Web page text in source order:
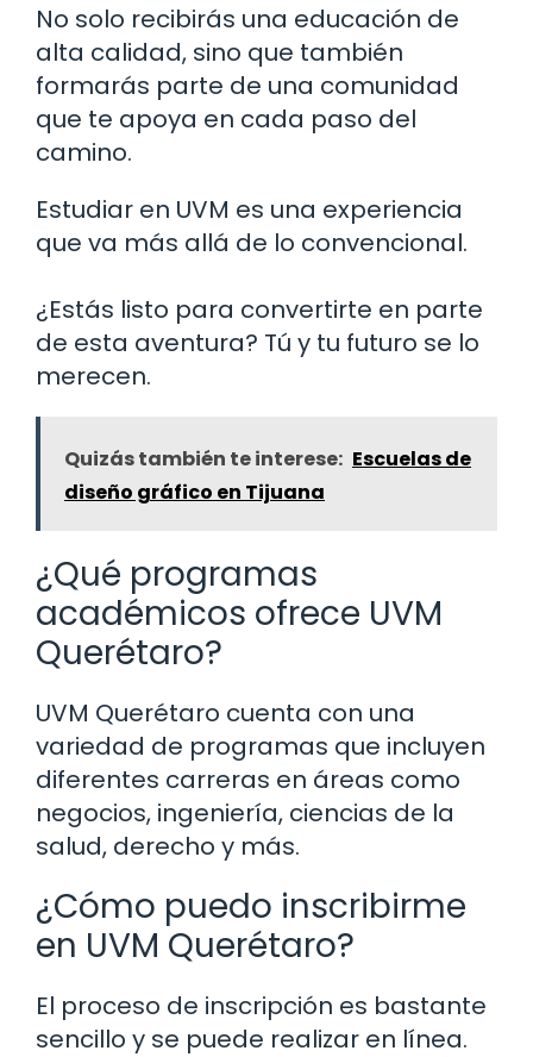
No solo recibirás una educación de
alta calidad, sino que también
formarás parte de una comunidad
que te apoya en cada paso del
camino.
Estudiar en UVM es una experiencia
que va más allá de lo convencional.
¿Estás listo para convertirte en parte
de esta aventura? Tú y tu futuro se lo
merecen.
Quizás también te interese: Escuelas de
diseño gráfico en Tijuana
¿Qué programas
académicos ofrece UVM
Querétaro?
UVM Querétaro cuenta con una
variedad de programas que incluyen
diferentes carreras en áreas como
negocios, ingeniería, ciencias de la
salud, derecho y más.
¿Cómo puedo inscribirme
en UVM Querétaro?
El proceso de inscripción es bastante
sencillo y se puede realizar en línea.